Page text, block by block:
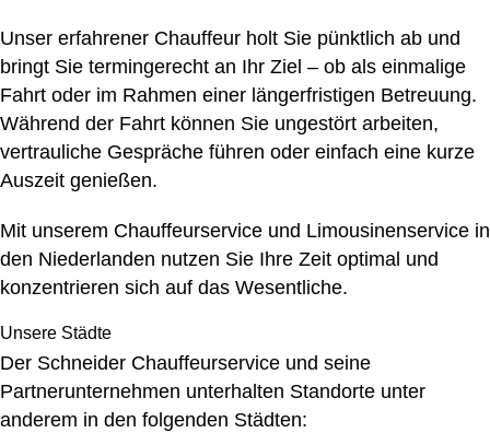
Unser erfahrener Chauffeur holt Sie pünktlich ab und
bringt Sie termingerecht an Ihr Ziel – ob als einmalige
Fahrt oder im Rahmen einer längerfristigen Betreuung.
Während der Fahrt können Sie ungestört arbeiten,
vertrauliche Gespräche führen oder einfach eine kurze
Auszeit genießen.
Mit unserem Chauffeurservice und Limousinenservice in
den Niederlanden nutzen Sie Ihre Zeit optimal und
konzentrieren sich auf das Wesentliche.
Unsere Städte
Der Schneider Chauffeurservice und seine
Partnerunternehmen unterhalten Standorte unter
anderem in den folgenden Städten: